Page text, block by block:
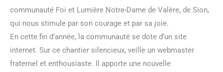
communauté Foi et Lumière Notre-Dame de Valère, de Sion,
qui nous stimule par son courage et par sa joie.
En cette fin d’année, la communauté se dote d’un site
internet. Sur ce chantier silencieux, veille un webmaster
fraternel et enthousiaste. Il apporte une nouvelle